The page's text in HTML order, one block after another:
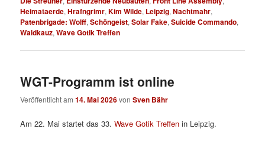
Heimataerde,Hrafngrimr,Kim Wilde, Leipzig,Nachtmahr,
Patenbrigade: Wolff,Schöngeist,Solar Fake,Suicide Commando,
Waldkauz,Wave Gotik Treffen
WGT-Programm ist online
Veröffentlicht am14. Mai 2026vonSven Bähr
Am 22. Mai startet das 33.Wave Gotik Treffen in Leipzig.